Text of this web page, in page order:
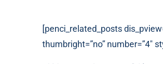
[penci_related_posts
thumbright=”no” number=”4″